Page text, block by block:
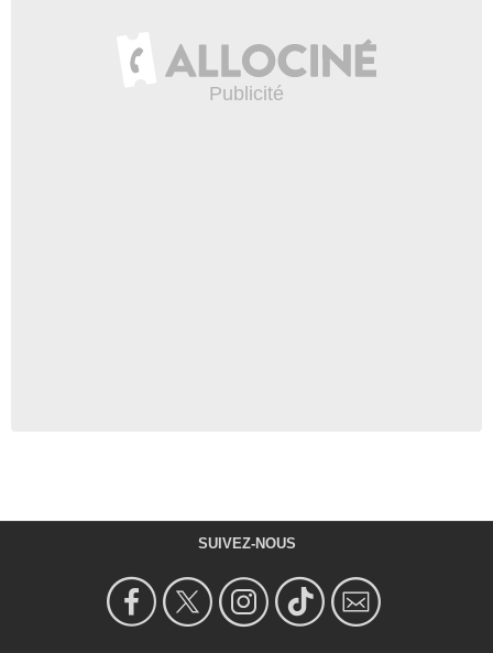
SUIVEZ-NOUS